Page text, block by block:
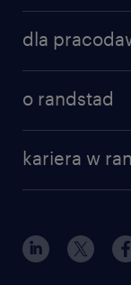
specjalizacje
praca w amazon
dla
o randstad
dla mediów
dla dostawców
kariera w
nasz świat
pracuj w